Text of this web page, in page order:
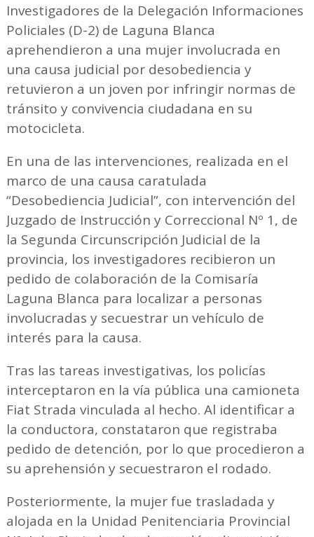
Investigadores de la Delegación Informaciones
Policiales (D-2) de Laguna Blanca
aprehendieron a una mujer involucrada en
una causa judicial por desobediencia y
retuvieron a un joven por infringir normas de
tránsito y convivencia ciudadana en su
motocicleta.
En una de las intervenciones, realizada en el
marco de una causa caratulada
“Desobediencia Judicial”, con intervención del
Juzgado de Instrucción y Correccional Nº 1, de
la Segunda Circunscripción Judicial de la
provincia, los investigadores recibieron un
pedido de colaboración de la Comisaría
Laguna Blanca para localizar a personas
involucradas y secuestrar un vehículo de
interés para la causa.
Tras las tareas investigativas, los policías
interceptaron en la vía pública una camioneta
Fiat Strada vinculada al hecho. Al identificar a
la conductora, constataron que registraba
pedido de detención, por lo que procedieron a
su aprehensión y secuestraron el rodado.
Posteriormente, la mujer fue trasladada y
alojada en la Unidad Penitenciaria Provincial